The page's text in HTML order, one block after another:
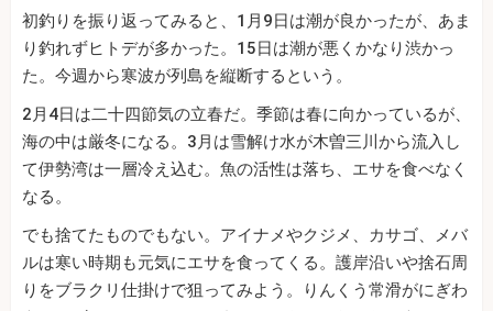
初釣りを振り返ってみると、1月9日は潮が良かったが、あま
り釣れずヒトデが多かった。15日は潮が悪くかなり渋かっ
た。今週から寒波が列島を縦断するという。
2月4日は二十四節気の立春だ。季節は春に向かっているが、
海の中は厳冬になる。3月は雪解け水が木曽三川から流入し
て伊勢湾は一層冷え込む。魚の活性は落ち、エサを食べなく
なる。
でも捨てたものでもない。アイナメやクジメ、カサゴ、メバ
ルは寒い時期も元気にエサを食ってくる。護岸沿いや捨石周
りをブラクリ仕掛けで狙ってみよう。りんくう常滑がにぎわ